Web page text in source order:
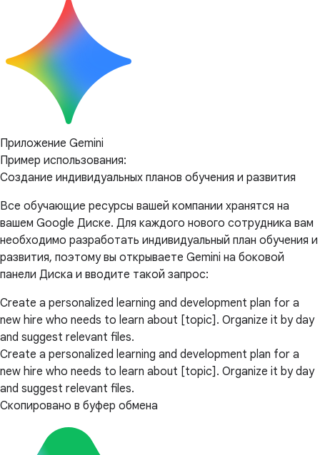
Приложение Gemini
Пример использования:
Создание индивидуальных планов обучения и развития
Все обучающие ресурсы вашей компании хранятся на
вашем Google Диске. Для каждого нового сотрудника вам
необходимо разработать индивидуальный план обучения и
развития, поэтому вы открываете Gemini на боковой
панели Диска и вводите такой запрос:
Create a personalized learning and development plan for a
new hire who needs to learn about [topic]. Organize it by day
and suggest relevant files.
Create a personalized learning and development plan for a
new hire who needs to learn about [topic]. Organize it by day
and suggest relevant files.
Скопировано в буфер обмена